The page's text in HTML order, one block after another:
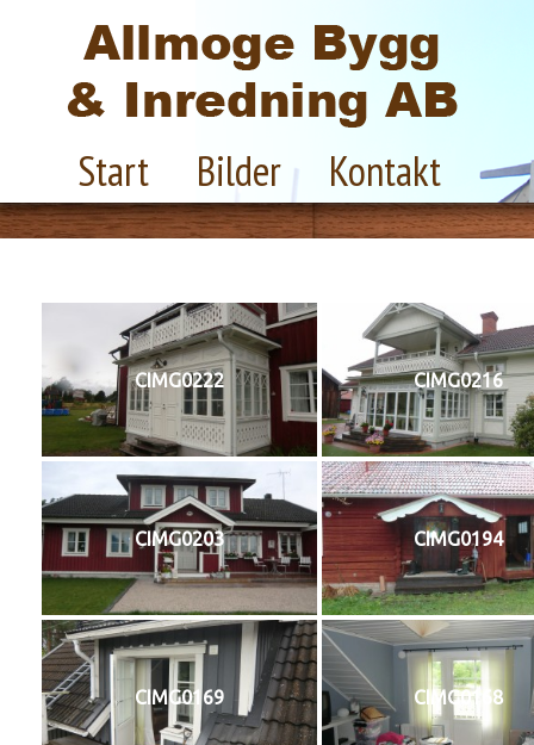
Start Bilder Kontakt
CIMG0222 CIMG0216
CIMG0203 CIMG0194
CIMG0169 CIMG0168